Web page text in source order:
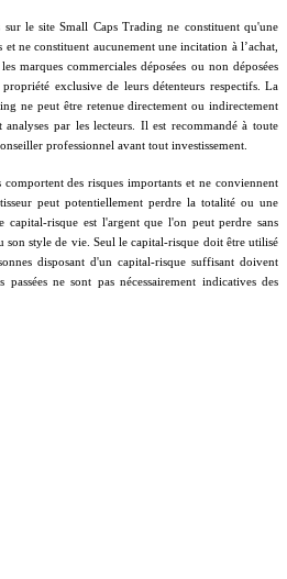
le site Small Caps Trading ne constituent qu'une
ne constituent aucunement une incitation à l’achat,
marques commerciales déposées ou non déposées
exclusive de leurs détenteurs respectifs. La
ne peut être retenue directement ou indirectement
par les lecteurs. Il est recommandé à toute
professionnel avant tout investissement.
comportent des risques importants et ne conviennent
peut potentiellement perdre la totalité ou une
capital-risque est l'argent que l'on peut perdre sans
son style de vie. Seul le capital-risque doit être utilisé
disposant d'un capital-risque suffisant doivent
ne sont pas nécessairement indicatives des